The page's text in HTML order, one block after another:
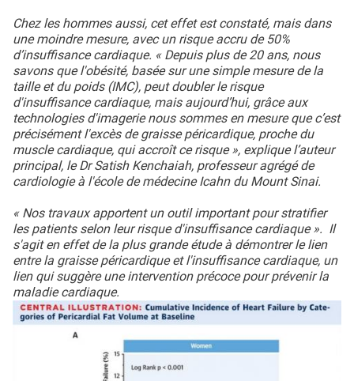
Chez les hommes aussi, cet effet est constaté, mais dans
une moindre mesure, avec un risque accru de 50%
d’insuffisance cardiaque. « Depuis plus de 20 ans, nous
savons que l'obésité, basée sur une simple mesure de la
taille et du poids (IMC), peut doubler le risque
d'insuffisance cardiaque, mais aujourd’hui, grâce aux
technologies d'imagerie nous sommes en mesure que c’est
précisément l'excès de graisse péricardique, proche du
muscle cardiaque, qui accroît ce risque », explique l’auteur
principal, le Dr Satish Kenchaiah, professeur agrégé de
cardiologie à l'école de médecine Icahn du Mount Sinai.
« Nos travaux apportent un outil important pour stratifier
les patients selon leur risque d'insuffisance cardiaque ». Il
s'agit en effet de la plus grande étude à démontrer le lien
entre la graisse péricardique et l'insuffisance cardiaque, un
lien qui suggère une intervention précoce pour prévenir la
maladie cardiaque.